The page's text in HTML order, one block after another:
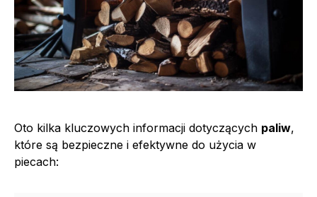
Oto kilka kluczowych informacji dotyczących paliw,
które są bezpieczne i efektywne do użycia w
piecach: